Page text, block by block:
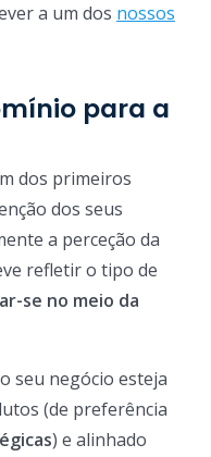
a um dos nossos
para a
dos primeiros
dos seus
a perceção da
refletir o tipo de
se no meio da
seu negócio esteja
(de preferência
) e alinhado